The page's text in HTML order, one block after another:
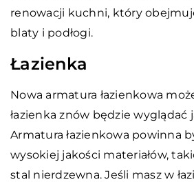
renowacji kuchni, który
blaty i podłogi.
Łazienka
Nowa armatura łazienkowa
łazienka znów będzie wyglądać
Armatura łazienkowa powinna
wysokiej jakości materiałów,
stal nierdzewna. Jeśli masz w